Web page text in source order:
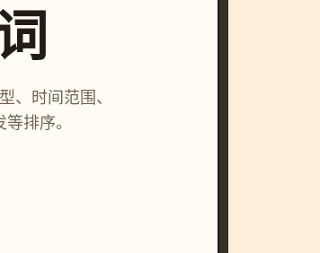
、时间范围、
排序。